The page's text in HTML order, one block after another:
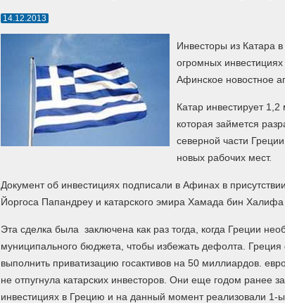
Артикул:УК-10.4
14.12.2013
Инвесторы из Катара
огромных
Афинское новостное
Катар инвестирует
которая займется
северной части
новых рабочих мест.
Документ об инвестициях подписали в Афинах в
Йоргоса Папандреу и катарского эмира Хамада бин Халифа
Эта сделка была заключена как раз тогда, когда Греции
муниципального бюджета, чтобы избежать дефолта.
выполнить приватизацию госактивов на 50 миллиардов.
не отпугнула катарских инвесторов. Они еще годом ранее
инвестициях в Грецию и на данный момент реализовали 1-